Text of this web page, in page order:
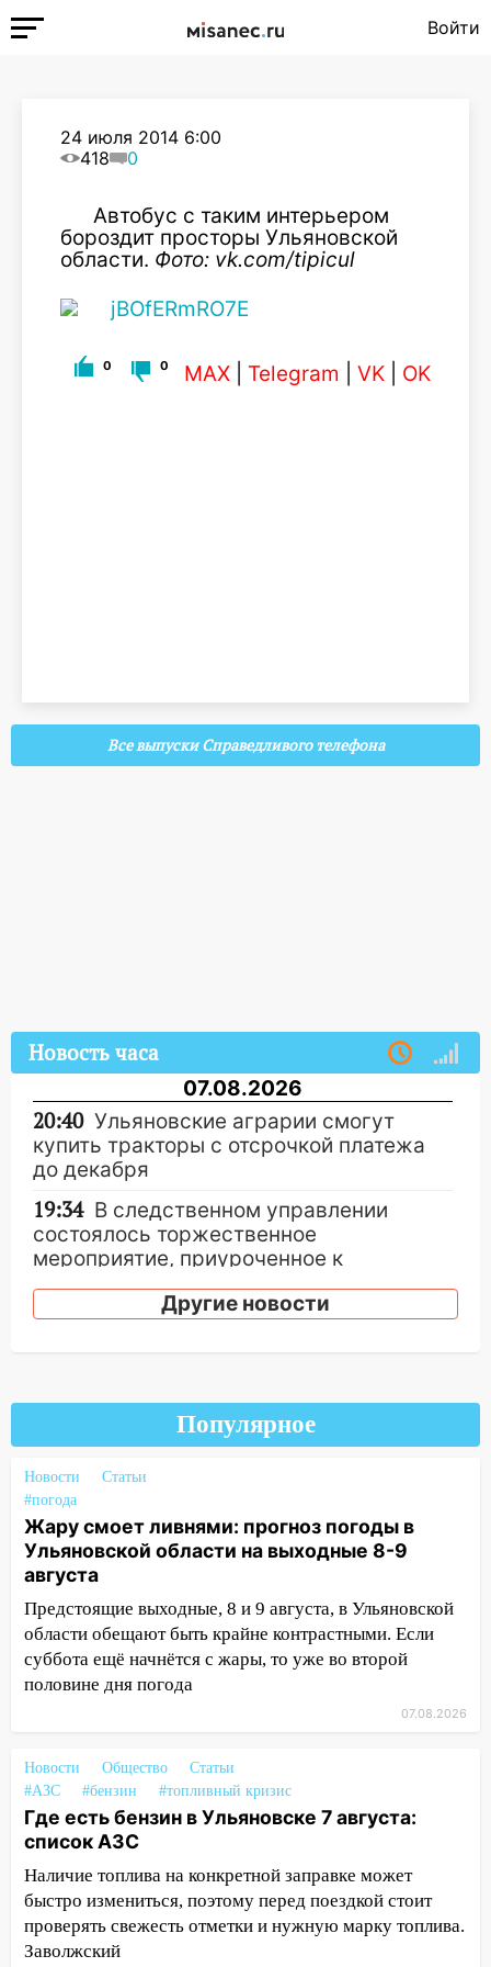
Войти
24 июля 2014 6:00
418
0
Автобус с таким интерьером
бороздит просторы Ульяновской
области. Фото: vk.com/tipicul
0 0 MAX Telegram VK OK
Все выпуски Справедливого телефона
Новость часа
07.08.2026
20:40 Ульяновские аграрии смогут
купить тракторы с отсрочкой платежа
до декабря
19:34 В следственном управлении
состоялось торжественное
мероприятие, приуроченное к
празднованию Дня сотрудника органов
следствия Российской Федерации
Ульяновская область стала
«Культурное долголетие»
17:16
В реанимацию Ульяновской
областной больницы поступили шесть
новых аппаратов ИВЛ
16:51 В Чердаклинском районе
ремонтируют дороги, ставят остановки
и проводят новое освещение
В Ульяновске установили ещё
16:26 В Ульяновске бесплатно покажут
матч «Волги» под открытым небом
16:12
В Ульяновском госуниверситете
разработают отечественный прибор для
цифровой ПЦР
15:47 Ульяновцы могут вернуть деньги
Другие новости
Популярное
Новости
Статьи
#погода
Жару смоет ливнями: прогноз погоды в
Ульяновской области на выходные 8-9
августа
Предстоящие выходные, 8 и 9 августа, в Ульяновской
области обещают быть крайне контрастными. Если
суббота ещё начнётся с жары, то уже во второй
половине дня погода
07.08.2026
Новости Общество
Статьи
#АЗС
#бензин #топливный кризис
Где есть бензин в Ульяновске 7 августа:
список АЗС
Наличие топлива на конкретной заправке может
быстро измениться, поэтому перед поездкой стоит
проверять свежесть отметки и нужную марку топлива.
Заволжский